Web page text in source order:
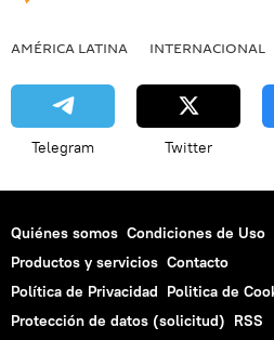
AMÉRICA LATINA INTERNACIONAL
Telegram Twitter
Quiénes somos Condiciones de Uso
Productos y servicios Contacto
Política de Privacidad Politica de
Protección de datos (solicitud) RSS